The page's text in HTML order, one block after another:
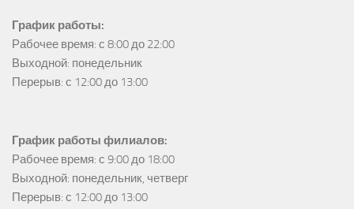
График работы:
Рабочее время: с 8:00 до 22:00
Выходной: понедельник
Перерыв: с 12:00 до 13:00
График работы филиалов:
Рабочее время: с 9:00 до 18:00
Выходной: понедельник, четверг
Перерыв: с 12:00 до 13:00